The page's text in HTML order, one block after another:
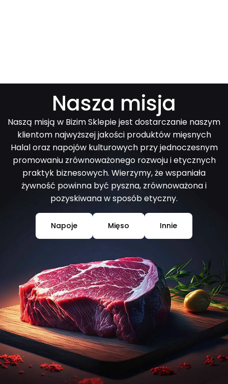
Nasza misja
Naszą misją w Bizim Sklepie jest dostarczanie naszym
klientom najwyższej jakości produktów mięsnych
Halal oraz napojów kulturowych przy jednoczesnym
promowaniu zrównoważonego rozwoju i etycznych
praktyk biznesowych. Wierzymy, że wspaniała
żywność powinna być pyszna, zrównoważona i
pozyskiwana w sposób etyczny.
Napoje Mięso Innie